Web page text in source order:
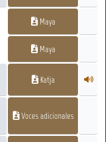
Maya
Maya
Katja
Voces adicionales